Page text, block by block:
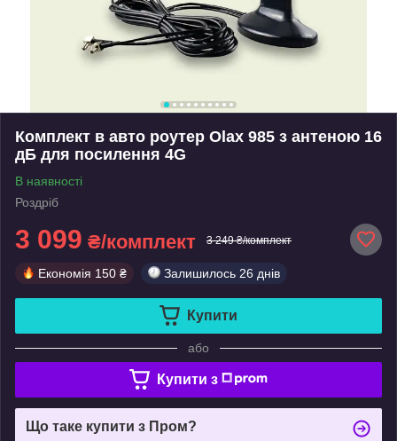
Комплект в авто роутер Olax 985 з антеною 16
дБ для посилення 4G
В наявності
Роздріб
3 099 ₴/комплект 3 249 ₴/комплект
Економія 150 ₴ Залишилось 26 днів
Купити
або
Купити з
Що таке купити з Пром?